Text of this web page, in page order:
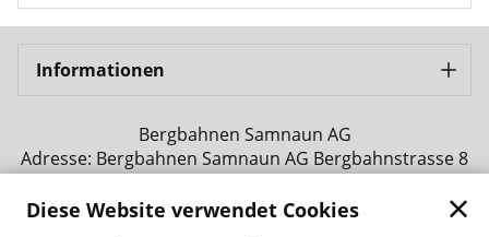
Informationen
Bergbahnen Samnaun AG
Adresse: Bergbahnen Samnaun AG Bergbahnstrasse 8
Telefonnummer: +41 81 861 86 04
Diese Website verwendet Cookies